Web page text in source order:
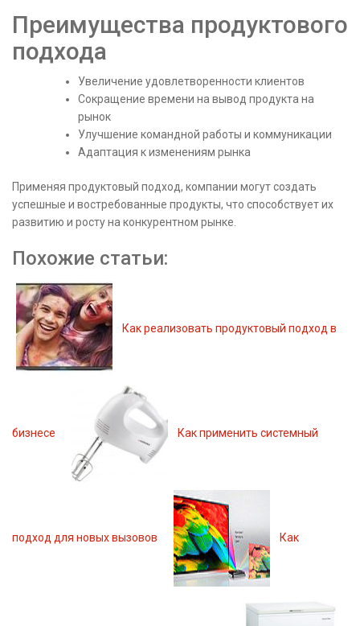
Преимущества продуктового
подхода
Увеличение удовлетворенности клиентов
Сокращение времени на вывод продукта на
рынок
Улучшение командной работы и коммуникации
Адаптация к изменениям рынка
Применяя продуктовый подход, компании могут создать
успешные и востребованные продукты, что способствует их
развитию и росту на конкурентном рынке.
Похожие статьи:
Как реализовать продуктовый подход в
бизнесе Как применить системный
подход для новых вызовов Как